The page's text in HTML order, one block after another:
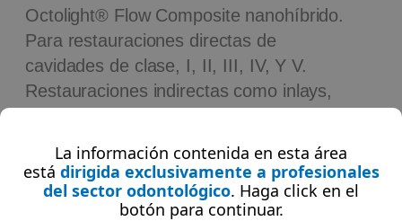
Octolight® Flow Composite nanohíbrido.
Para restauraciones directas de
cavidades de clase, I, II, III, IV, Y V.
Restauraciones indirectas como inlays,
¿Dónde Comprar?
La información contenida en esta área
está dirigida exclusivamente a profesionales
del sector odontológico. Haga click en el
botón para continuar.